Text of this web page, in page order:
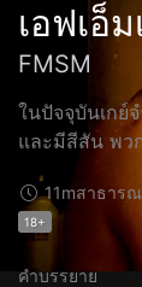
เอฟเอ็
FMSM
ในปัจจุบันเกย์
และมีสีสัน พว
11mสาธารณ
18+
คำบรรยาย